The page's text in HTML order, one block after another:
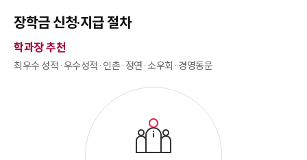
장학금 신청·지급 절차
학과장 추천
최우수 성적 · 우수성적 · 인촌 · 정연 · 소우회 · 경영동문